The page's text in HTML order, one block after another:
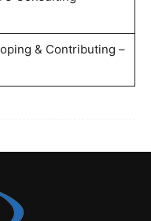
& Contributing –